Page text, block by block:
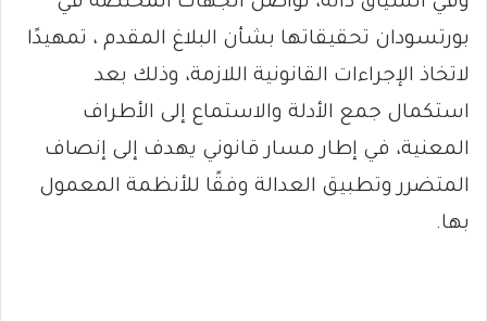
بورتسودان تحقيقاتها بشأن البلاغ المقدم ، تمهيدًا
لاتخاذ الإجراءات القانونية اللازمة، وذلك بعد
استكمال جمع الأدلة والاستماع إلى الأطراف
المعنية، في إطار مسار قانوني يهدف إلى إنصاف
المتضرر وتطبيق العدالة وفقًا للأنظمة المعمول
بها.